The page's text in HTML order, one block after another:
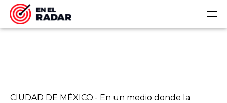
CIUDAD DE MÉXICO.- En un medio donde la